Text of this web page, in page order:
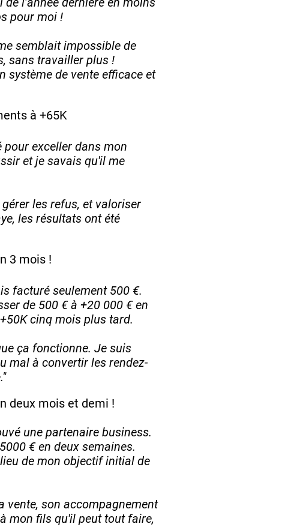
pour moi !
semblait impossible de
sans travailler plus !
système de vente efficace et
à +65K
exceller dans mon
et je savais qu'il me
les refus, et valoriser
les résultats ont été
3 mois !
facturé seulement 500 €.
de 500 € à +20 000 € en
cinq mois plus tard.
ça fonctionne. Je suis
mal à convertir les rendez-
deux mois et demi !
une partenaire business.
€ en deux semaines.
de mon objectif initial de
vente, son accompagnement
mon fils qu'il peut tout faire,